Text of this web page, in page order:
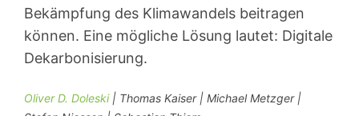
Bekämpfung des Klimawandels beitragen
können. Eine mögliche Lösung lautet: Digitale
Dekarbonisierung.
Oliver D. Doleski| Thomas Kaiser | Michael Metzger |